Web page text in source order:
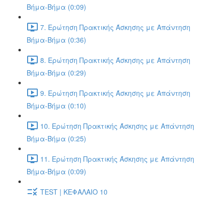
Βήμα-Βήμα (0:09)
7. Ερώτηση Πρακτικής Άσκησης με Απάντηση
Βήμα-Βήμα (0:36)
8. Ερώτηση Πρακτικής Άσκησης με Απάντηση
Βήμα-Βήμα (0:29)
9. Ερώτηση Πρακτικής Άσκησης με Απάντηση
Βήμα-Βήμα (0:10)
10. Ερώτηση Πρακτικής Άσκησης με Απάντηση
Βήμα-Βήμα (0:25)
11. Ερώτηση Πρακτικής Άσκησης με Απάντηση
Βήμα-Βήμα (0:09)
TEST | ΚΕΦΑΛΑΙΟ 10